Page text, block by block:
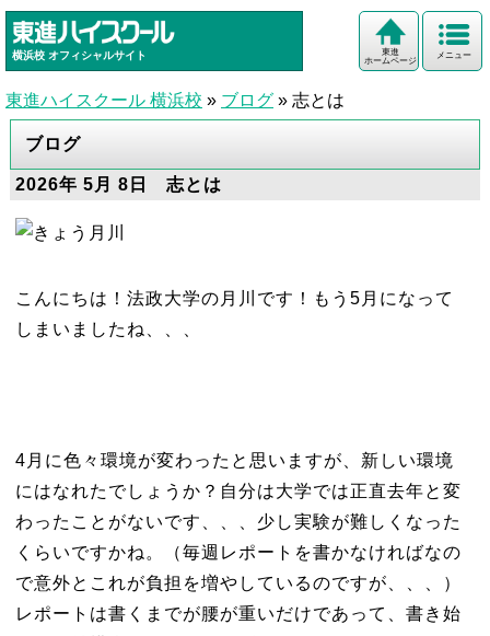
横浜校 オフィシャルサイト メニュー
東進
ホームページ
東進ハイスクール 横浜校 » ブログ » 志とは
ブログ
2026年 5月 8日 志とは
こんにちは！法政大学の月川です！もう5月になって
しまいましたね、、、
4月に色々環境が変わったと思いますが、新しい環境
にはなれたでしょうか？自分は大学では正直去年と変
わったことがないです、、、少し実験が難しくなった
くらいですかね。（毎週レポートを書かなければなの
で意外とこれが負担を増やしているのですが、、、）
レポートは書くまでが腰が重いだけであって、書き始